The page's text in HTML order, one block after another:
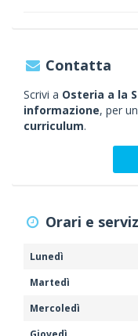
Contatta
Scrivi a Osteria a la
informazione, per un
curriculum.
Orari e
Lunedì
Martedì
Mercoledì